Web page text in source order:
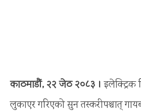
काठमाडौं, २२ जेठ २०८३ । इलेक्ट्रिक
लुकाएर गरिएको सुन तस्करीपश्चात् गायब